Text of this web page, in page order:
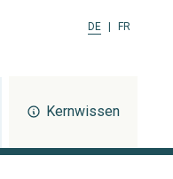
DE FR
Kernwissen